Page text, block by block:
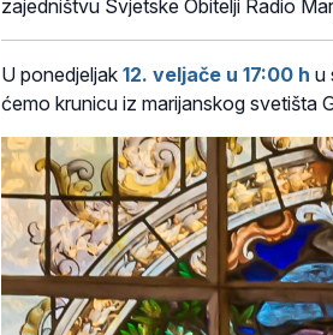
zajedništvu Svjetske Obitelji Radio
U ponedjeljak 12. veljače u 17:00 h u
ćemo krunicu iz marijanskog svetišta